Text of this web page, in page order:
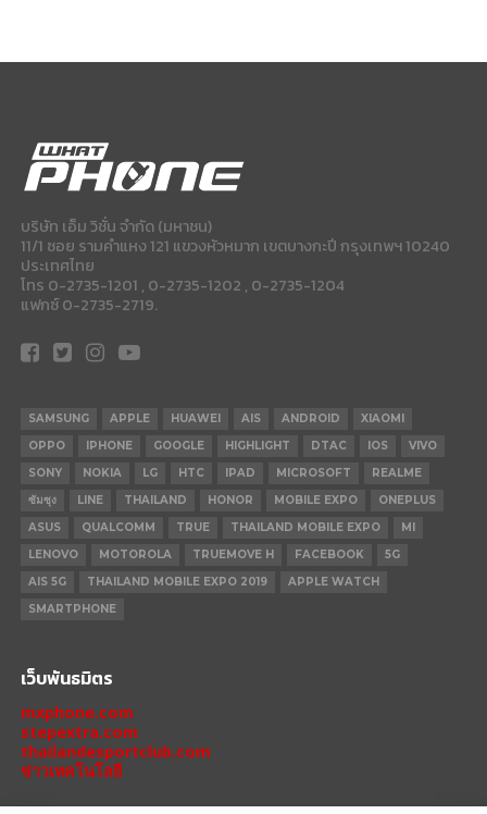
บริษัท เอ็ม วิชั่น จำกัด (มหาชน)
11/1 ซอย รามคำแหง 121 แขวงหัวหมาก เขตบางกะปี กรุงเทพฯ 10240
ประเทศไทย
โทร 0-2735-1201 , 0-2735-1202 , 0-2735-1204
แฟกซ์ 0-2735-2719.
SAMSUNG APPLE HUAWEI AIS ANDROID
XIAOMI
OPPO
IPHONE GOOGLE HIGHLIGHT DTAC IOS
VIVO
SONY
NOKIA LG HTC IPAD MICROSOFT
REALME
ซัมซุง
LINE THAILAND HONOR MOBILE EXPO
ONEPLUS
ASUS
QUALCOMM TRUE THAILAND MOBILE EXPO
MI
LENOVO
MOTOROLA TRUEMOVE H FACEBOOK
5G
AIS 5G
THAILAND MOBILE EXPO 2019
APPLE WATCH
SMARTPHONE
เว็บพันธมิตร
mxphone.com
stepextra.com
thailandesportclub.com
ข่าวเทคโนโลยี